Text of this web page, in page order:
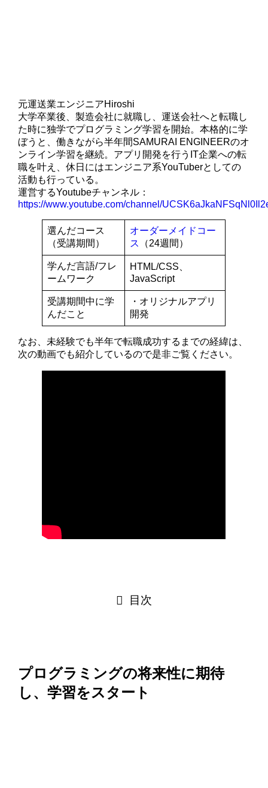
元運送業エンジニアHiroshi
大学卒業後、製造会社に就職し、運送会社へと転職し
た時に独学でプログラミング学習を開始。本格的に学
ぼうと、働きながら半年間SAMURAI ENGINEERのオ
ンライン学習を継続。アプリ開発を行うIT企業への転
職を叶え、休日にはエンジニア系YouTuberとしての
活動も行っている。
運営するYoutubeチャンネル：
https://www.youtube.com/channel/
選んだコース
（受講期間）
オーダーメイドコー
ス
（24週間）
学んだ言語/フレ
ームワーク
HTML/CSS、
JavaScript
受講期間中に学
んだこと
・オリジナルアプリ
開発
なお、未経験でも半年で転職成功するまでの経緯は、
次の動画でも紹介しているので是非ご覧ください。
目次
プログラミングの将来性に期待
し、学習をスタート